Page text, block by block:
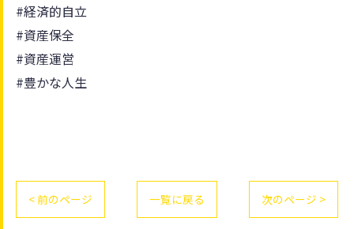
#経済的自立
#資産保全
#資産運営
#豊かな人生
< 前のページ 一覧に戻る 次のページ >